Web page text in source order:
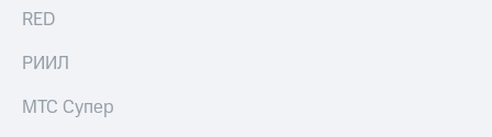
Описание
RED
РИИЛ
МТС Супер